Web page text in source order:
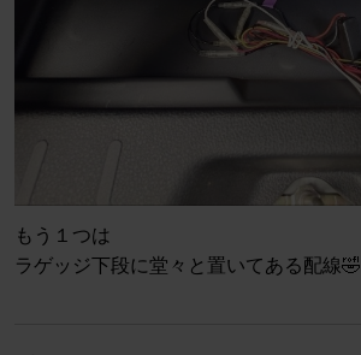
もう１つは
ラゲッジ下段に堂々と置いてある配線🤣